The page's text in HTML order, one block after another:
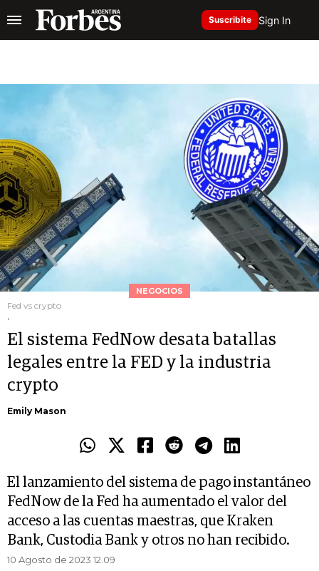
Suscribite Sign In
NEGOCIOS
Fed vs crypto
.
El sistema FedNow desata batallas
legales entre la FED y la industria
crypto
Emily Mason
El lanzamiento del sistema de pago instantáneo
FedNow de la Fed ha aumentado el valor del
acceso a las cuentas maestras, que Kraken
Bank, Custodia Bank y otros no han recibido.
10 Agosto de 2023 12.09